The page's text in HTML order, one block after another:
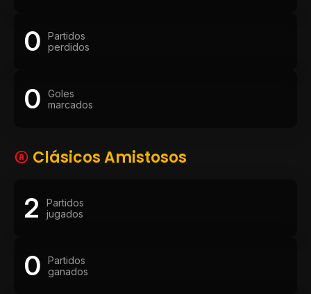
0
Partidos
perdidos
0
Goles
marcados
Clásicos Amistosos
2
Partidos
jugados
0
Partidos
ganados